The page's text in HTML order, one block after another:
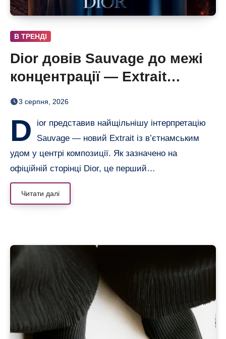
В ТРЕНДІ
Dior довів Sauvage до межі
концентрації — Extrait
дозріває 42 дні
3 серпня, 2026
D
ior представив найщільнішу інтерпретацію
Sauvage — новий Extrait із в’єтнамським
удом у центрі композиції. Як зазначено на
офіційній сторінці Dior, це перший…
Читати далі